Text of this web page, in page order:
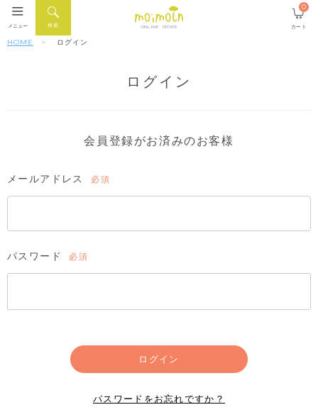
ONLINE STORE
検索
メニュー カート
0
HOME ログイン
ログイン
会員登録がお済みのお客様
メールアドレス
須)
パスワード
須)
ログイン
パスワードをお忘れですか？